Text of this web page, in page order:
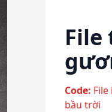
File
Code:
bầu trời